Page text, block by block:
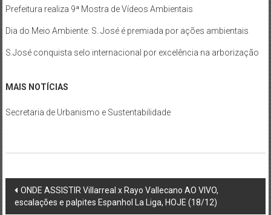
Prefeitura realiza 9ª Mostra de Vídeos Ambientais
Dia do Meio Ambiente: S. José é premiada por ações ambientais
S.José conquista selo internacional por excelência na arborização
MAIS NOTÍCIAS
Secretaria de Urbanismo e Sustentabilidade
Post
navigation
ONDE ASSISTIR Villarreal x Rayo Vallecano AO VIVO,
escalações e palpites Espanhol La Liga, HOJE (18/12)